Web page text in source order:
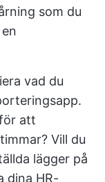
som du
vad du
att
Vill du
lägger på
dina HR-